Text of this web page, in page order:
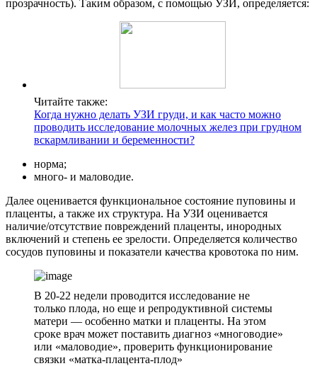
прозрачность). Таким образом, с помощью УЗИ, определяется:
Читайте также:
Когда нужно делать УЗИ груди, и как часто можно
проводить исследование молочных желез при грудном
вскармливании и беременности?
норма;
много- и маловодие.
Далее оценивается функциональное состояние пуповины и
плаценты, а также их структура. На УЗИ оценивается
наличие/отсутствие повреждений плаценты, инородных
включений и степень ее зрелости. Определяется количество
сосудов пуповины и показатели качества кровотока по ним.
В 20-22 недели проводится исследование не
только плода, но еще и репродуктивной системы
матери — особенно матки и плаценты. На этом
сроке врач может поставить диагноз «многоводие»
или «маловодие», проверить функционирование
связки «матка-плацента-плод»